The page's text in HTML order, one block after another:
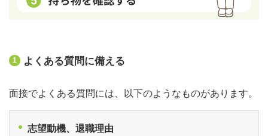
1 よくある質問に備える
面接でよくある質問には、以下のようなものがあります。
志望動機、退職理由